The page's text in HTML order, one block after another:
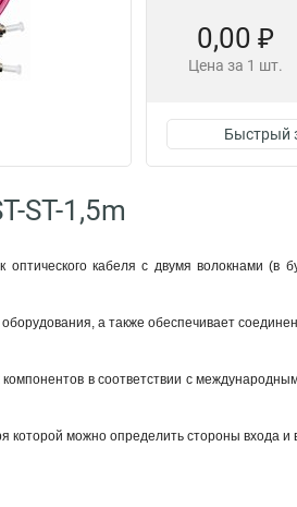
0,00 ₽
Цена за 1 шт.
Быстрый
ST-1,5m
кабеля c двумя волокнами
а также обеспечивает
в соответствии с
которой можно определить стороны входа и